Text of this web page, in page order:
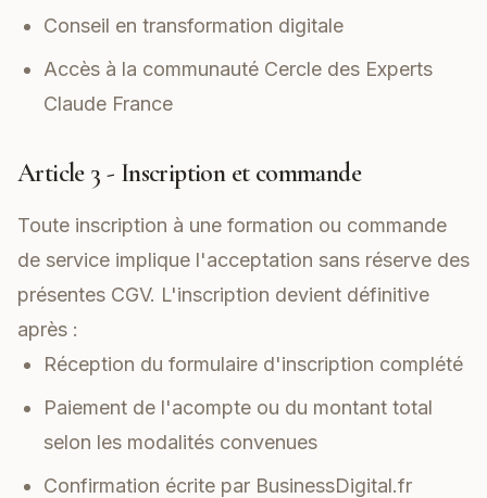
Conseil en transformation digitale
Accès à la communauté Cercle des Experts
Claude France
Article 3 - Inscription et commande
Toute inscription à une formation ou commande
de service implique l'acceptation sans réserve des
présentes CGV. L'inscription devient définitive
après :
Réception du formulaire d'inscription complété
Paiement de l'acompte ou du montant total
selon les modalités convenues
Confirmation écrite par BusinessDigital.fr